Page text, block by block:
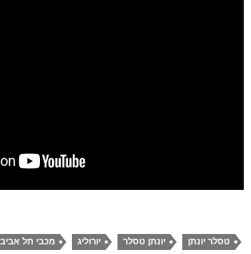
טסלר יונתן יונתן טסלר יורוליג מכבי תל אביב